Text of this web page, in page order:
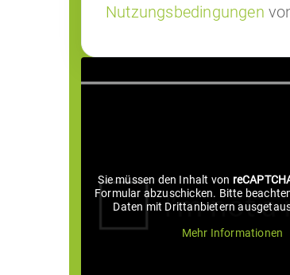
Nutzungsbedingungen
Sie müssen den Inhalt von
Formular abzuschicken. Bitte
Daten mit Drittanbietern
Mehr Informationen